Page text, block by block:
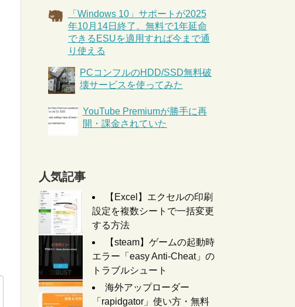
「Windows 10」サポートが2025
年10月14日終了。無料で1年延命
できるESUを適用すれば今まで通
り使える
PCコンフルのHDD/SSD無料破
壊サービスを使ってみた
YouTube Premiumが勝手に再
開・課金されていた
人気記事
【Excel】エクセルの印刷
設定を複数シートで一括変更
する方法
【steam】ゲームの起動時
エラー「easy Anti-Cheat」の
トラブルシュート
海外アップローダー
「rapidgator」使い方・無料